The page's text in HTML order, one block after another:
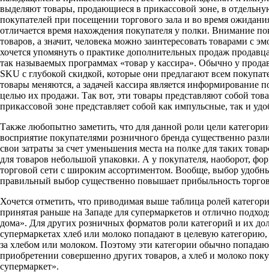
выделяют товары, продающиеся в прикассовой зоне, в
покупателей при посещении торгового зала и во время
отличается время нахождения покупателя у полки. Внимание
товаров, а значит, человека можно заинтересовать товарами с
хочется упомянуть о практике дополнительных продаж
так называемых программах «товар у кассира». Обычно у
SKU с глубокой скидкой, которые они предлагают всем
товары меняются, а задачей кассира является информирование
целью их продажи. Так вот, эти товары представляют собой
прикассовой зоне представляет собой как импульсные, так и
Также любопытно заметить, что для данной роли цели
восприятие покупателями розничного бренда существенно
свои затраты за счет уменьшения места на полке для таких
для товаров небольшой упаковки. А у покупателя, наоборот,
торговой сети с широким ассортиментом. Вообще, выбор
правильный выбор существенно повышает прибыльность
Хочется отметить, что приводимая выше таблица ролей
принятая раньше на Западе для супермаркетов и отлично
дома». Для других розничных форматов роли категорий и их
супермаркетах хлеб или молоко попадают в целевую
за хлебом или молоком. Поэтому эти категории обычно
приобретении совершенно других товаров, а хлеб и молоко
супермаркет».